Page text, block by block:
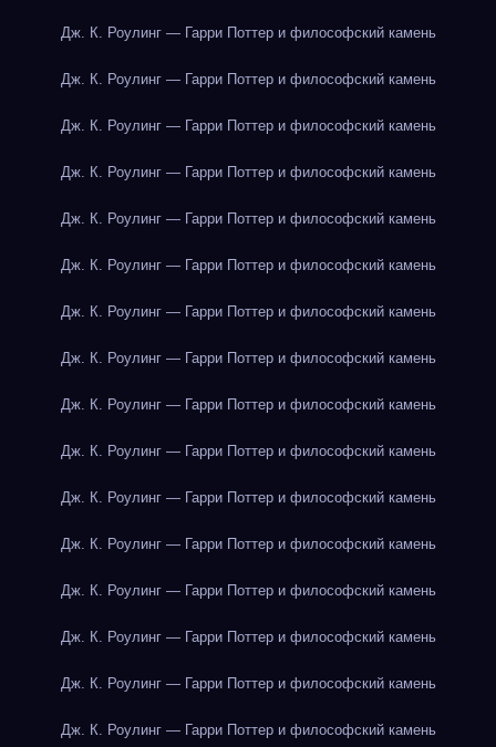
Дж. К. Роулинг — Гарри Поттер и философский камень
Дж. К. Роулинг — Гарри Поттер и философский камень
Дж. К. Роулинг — Гарри Поттер и философский камень
Дж. К. Роулинг — Гарри Поттер и философский камень
Дж. К. Роулинг — Гарри Поттер и философский камень
Дж. К. Роулинг — Гарри Поттер и философский камень
Дж. К. Роулинг — Гарри Поттер и философский камень
Дж. К. Роулинг — Гарри Поттер и философский камень
Дж. К. Роулинг — Гарри Поттер и философский камень
Дж. К. Роулинг — Гарри Поттер и философский камень
Дж. К. Роулинг — Гарри Поттер и философский камень
Дж. К. Роулинг — Гарри Поттер и философский камень
Дж. К. Роулинг — Гарри Поттер и философский камень
Дж. К. Роулинг — Гарри Поттер и философский камень
Дж. К. Роулинг — Гарри Поттер и философский камень
Дж. К. Роулинг — Гарри Поттер и философский камень